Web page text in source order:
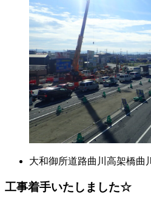
大和御所道路曲川高架橋曲
工事着手いたしました☆